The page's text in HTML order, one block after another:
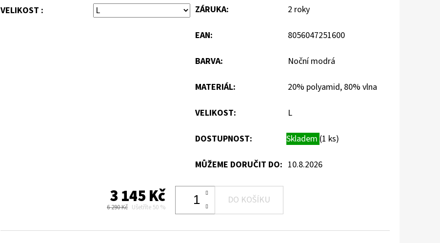
VELIKOST : ZÁRUKA: 2 roky
EAN: 8056047251600
BARVA: Noční modrá
MATERIÁL: 20% polyamid, 80% vlna
VELIKOST: L
DOSTUPNOST: Skladem (1 ks)
MŮŽEME DORUČIT DO: 10.8.2026
3 145 Kč
6 290 Kč Ušetříte 50 %
DO KOŠÍKU